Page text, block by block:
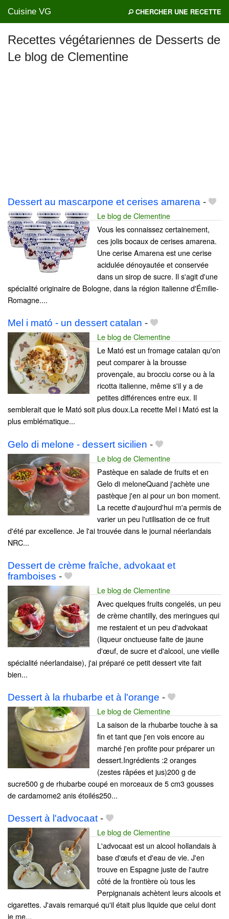
Cuisine VG CHERCHER UNE RECETTE
Mes blogs préférés
Recettes végétariennes de Desserts de
Le blog de Clementine
Dessert au mascarpone et cerises amarena -
Le blog de Clementine
Vous les connaissez certainement,
ces jolis bocaux de cerises amarena.
Une cerise Amarena est une cerise
acidulée dénoyautée et conservée
dans un sirop de sucre. Il s'agit d'une
spécialité originaire de Bologne, dans la région italienne d'Émilie-
Romagne....
Mel i mató - un dessert catalan -
Le blog de Clementine
Le Mató est un fromage catalan qu'on
peut comparer à la brousse
provençale, au brocciu corse ou à la
ricotta italienne, même s'il y a de
petites différences entre eux. Il
semblerait que le Mató soit plus doux.La recette Mel i Mató est la
plus emblématique...
Gelo di melone - dessert sicilien -
Le blog de Clementine
Pastèque en salade de fruits et en
Gelo di meloneQuand j'achète une
pastèque j'en ai pour un bon moment.
La recette d'aujourd'hui m'a permis de
varier un peu l'utilisation de ce fruit
d'été par excellence. Je l'ai trouvée dans le journal néerlandais
NRC...
Dessert de crème fraîche, advokaat et
framboises -
Le blog de Clementine
Avec quelques fruits congelés, un peu
de crème chantilly, des meringues qui
me restaient et un peu d'advokaat
(liqueur onctueuse faite de jaune
d'œuf, de sucre et d'alcool, une vieille
spécialité néerlandaise), j'ai préparé ce petit dessert vite fait
bien...
Dessert à la rhubarbe et à l'orange -
Le blog de Clementine
La saison de la rhubarbe touche à sa
fin et tant que j'en vois encore au
marché j'en profite pour préparer un
dessert.Ingrédients :2 oranges
(zestes râpées et jus)200 g de
sucre500 g de rhubarbe coupé en morceaux de 5 cm3 gousses
de cardamome2 anis étoilés250...
Dessert à l'advocaat -
Le blog de Clementine
L'advocaat est un alcool hollandais à
base d'œufs et d'eau de vie. J'en
trouve en Espagne juste de l'autre
côté de la frontière où tous les
Perpignanais achètent leurs alcools et
cigarettes. J'avais remarqué qu'il était plus liquide que celui dont
je me...